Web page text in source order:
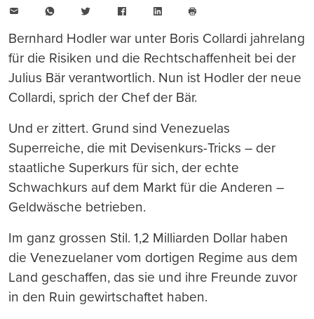
WhatsAppTwitter FacebookLinkedIn
drucken
Bernhard Hodler war unter Boris Collardi jahrelang
für die Risiken und die Rechtschaffenheit bei der
Julius Bär verantwortlich. Nun ist Hodler der neue
Collardi, sprich der Chef der Bär.
Und er zittert. Grund sind Venezuelas
Superreiche, die mit Devisenkurs-Tricks – der
staatliche Superkurs für sich, der echte
Schwachkurs auf dem Markt für die Anderen –
Geldwäsche betrieben.
Im ganz grossen Stil. 1,2 Milliarden Dollar haben
die Venezuelaner vom dortigen Regime aus dem
Land geschaffen, das sie und ihre Freunde zuvor
in den Ruin gewirtschaftet haben.